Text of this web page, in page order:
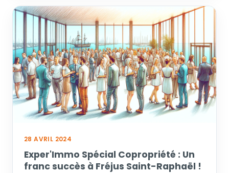
28 AVRIL 2024
Exper'Immo Spécial Copropriété : Un
franc succès à Fréjus Saint-Raphaël !